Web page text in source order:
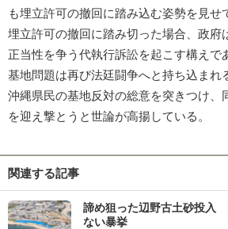
も埋立許可の撤回に踏み込む姿勢を見せ
埋立許可の撤回に踏み切った場合、政府
正当性を争う代執行訴訟を起こす構えで
基地問題は再び法廷闘争へと持ち込まれ
沖縄県民の基地反対の総意を突きつけ、
を迎え撃とうと世論が高揚している。
関連する記事
諦め狙った辺野古土砂投入
ない暴挙